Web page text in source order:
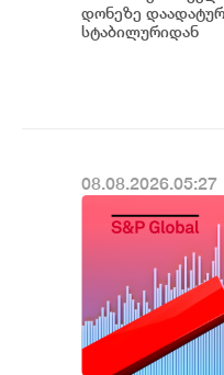
რეკორდულ
მიაღწია - S&P
დონეზე
სტაბილურიდან
08.08.2026.05:27